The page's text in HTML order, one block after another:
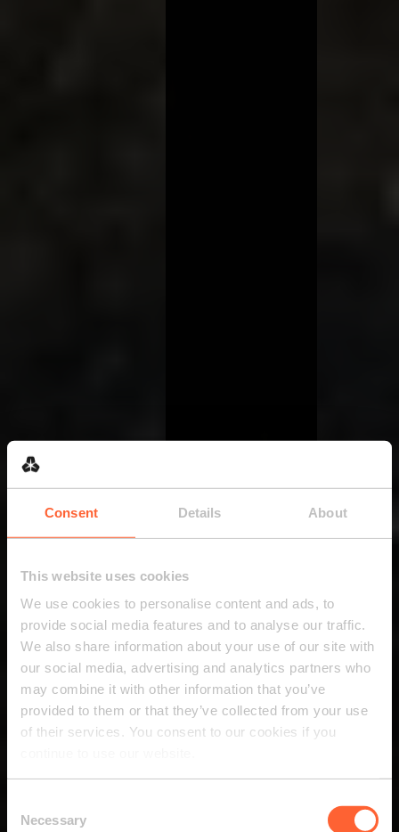
Consent Details About
This website uses cookies
We use cookies to personalise content and ads, to
provide social media features and to analyse our traffic.
We also share information about your use of our site with
our social media, advertising and analytics partners who
may combine it with other information that you’ve
provided to them or that they’ve collected from your use
of their services. You consent to our cookies if you
Selection
Necessary